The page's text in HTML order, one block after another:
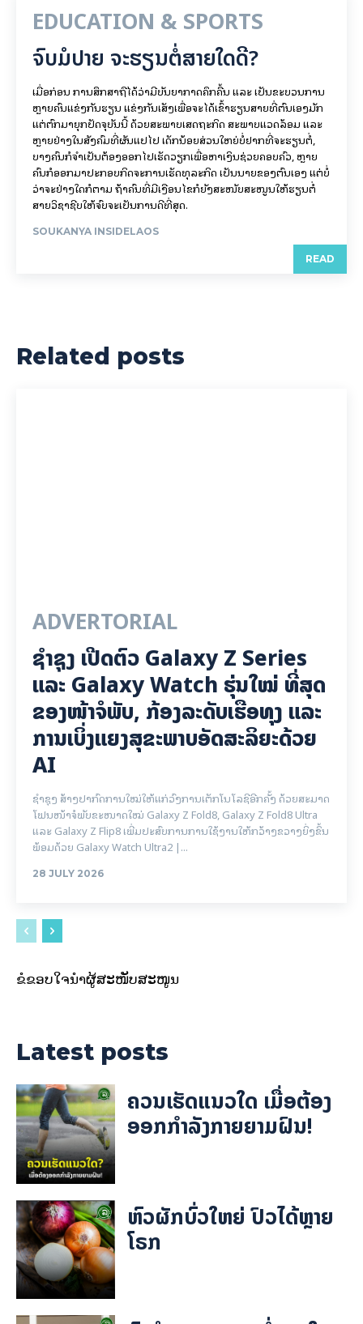
EDUCATION & SPORTS
ຈົບມໍປາຍ ຈະຮຽນຕໍ່ສາຍໃດດີ?
ເມື່ອກ່ອນ ການສຶກສາຖືໄດ້ວ່າມີບັນຍາກາດຄຶກຄື້ນ ແລະ ເປັນຂະບວນການ
ຫຼາຍຄົນແຂ່ງກັນຮຽນ ແຂ່ງກັນເສັງເພື່ອຈະໄດ້ເຂົ້າຮຽນສາຍທີ່ຕົນເອງມັກ
ແຕ່ຕົກມາຍຸກປັດຈຸບັນນີ້ ດ້ວຍສະພາບເສດຖະກິດ ສະພາບແວດລ້ອມ ແລະ
ຫຼາຍຢ່າງໃນສັງຄົມທີ່ຜັນແປໄປ ເດັກນ້ອຍສ່ວນໃຫຍ່ບໍ່ຢາກທີ່ຈະຮຽນຕໍ່,
ບາງຄົນກໍຈຳເປັນຕ້ອງອອກໄປເຮັດວຽກເພື່ອຫາເງິນຊ່ວຍຄອບຄົວ, ຫຼາຍ
ຄົນກໍອອກມາປະກອບກິດຈະການເຮັດທຸລະກິດ ເປັນນາຍຂອງຕົນເອງ ແຕ່ບໍ່
ວ່າຈະຢ່າງໃດກໍຕາມ ຖ້າຄົນທີ່ມີເງືອນໄຂກໍຍັງສະໜັບສະໜູນໃຫ້ຮຽນຕໍ່
ສາຍວິຊາຊີບໃຫ້ຈົບຈະເປັນການດີທີ່ສຸດ.
SOUKANYA INSIDELAOS
READ
Related posts
ADVERTORIAL
ຊຳຊຸງ ເປີດຕົວ Galaxy Z Series
ແລະ Galaxy Watch ຮຸ່ນໃໝ່ ທີ່ສຸດ
ຂອງໜ້າຈໍພັບ, ກ້ອງລະດັບເຮືອທຸງ ແລະ
ການເບິ່ງແຍງສຸຂະພາບອັດສະລິຍະດ້ວຍ
AI
ຊຳຊຸງ ສ້າງປາກົດການໃໝ່ໃຫ້ແກ່ວົງການເຕັກໂນໂລຊີອີກຄັ້ງ ດ້ວຍສະມາດ
ໂຟນໜ້າຈໍພັບຂະໜາດໃໝ່ Galaxy Z Fold8, Galaxy Z Fold8 Ultra
ແລະ Galaxy Z Flip8 ເພີ່ມປະສົບການການໃຊ້ງານໃຫ້ກວ້າງຂວາງຍິ່ງຂຶ້ນ
ພ້ອມດ້ວຍ Galaxy Watch Ultra2 |...
28 JULY 2026
ຂໍຂອບໃຈນຳຜູ້ສະໜັບສະໜູນ
Latest posts
ຄວນເຮັດແນວໃດ ເມື່ອຕ້ອງ
ອອກກຳລັງກາຍຍາມຝົນ!
ຫົວຜັກບົ່ວໃຫຍ່ ປົວໄດ້ຫຼາຍ
ໂຣກ